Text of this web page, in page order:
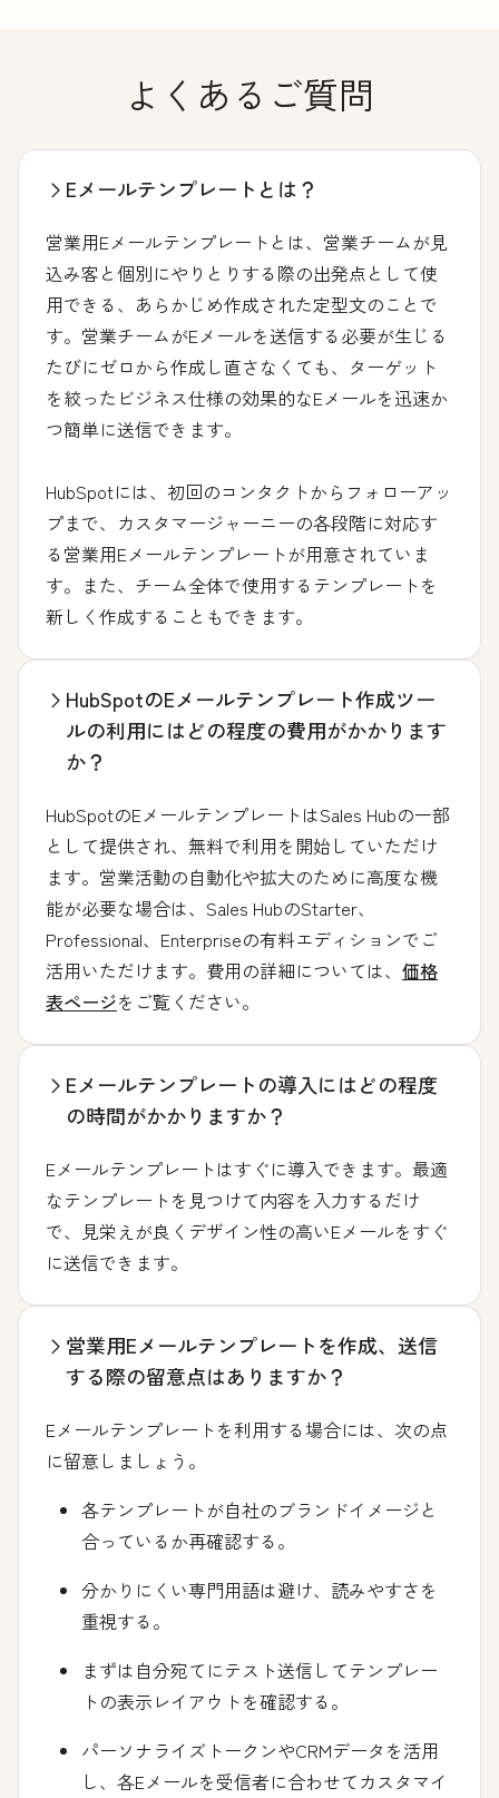
よくあるご質問
Eメールテンプレートとは？
営業用Eメールテンプレートとは、営業チームが見
込み客と個別にやりとりする際の出発点として使
用できる、あらかじめ作成された定型文のことで
す。営業チームがEメールを送信する必要が生じる
たびにゼロから作成し直さなくても、ターゲット
を絞ったビジネス仕様の効果的なEメールを迅速か
つ簡単に送信できます。
HubSpotには、初回のコンタクトからフォローアッ
プまで、カスタマージャーニーの各段階に対応す
る営業用Eメールテンプレートが用意されていま
す。また、チーム全体で使用するテンプレートを
新しく作成することもできます。
HubSpotのEメールテンプレート作成ツー
ルの利用にはどの程度の費用がかかります
か？
HubSpotのEメールテンプレートはSales Hubの一部
として提供され、無料で利用を開始していただけ
ます。営業活動の自動化や拡大のために高度な機
能が必要な場合は、Sales HubのStarter、
Professional、Enterpriseの有料エディションでご
活用いただけます。費用の詳細については、 価格
表ページをご覧ください。
Eメールテンプレートの導入にはどの程度
の時間がかかりますか？
Eメールテンプレートはすぐに導入できます。最適
なテンプレートを見つけて内容を入力するだけ
で、見栄えが良くデザイン性の高いEメールをすぐ
に送信できます。
営業用Eメールテンプレートを作成、送信
する際の留意点はありますか？
Eメールテンプレートを利用する場合には、次の点
に留意しましょう。
各テンプレートが自社のブランドイメージと
合っているか再確認する。
分かりにくい専門用語は避け、読みやすさを
重視する。
まずは自分宛てにテスト送信してテンプレー
トの表示レイアウトを確認する。
パーソナライズトークンやCRMデータを活用
し、各Eメールを受信者に合わせてカスタマイ